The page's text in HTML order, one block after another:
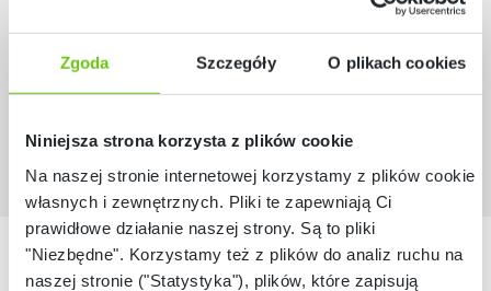
Zgoda Szczegóły O plikach cookies
Niniejsza strona korzysta z plików cookie
Na naszej stronie internetowej korzystamy z plików cookie:
własnych i zewnętrznych. Pliki te zapewniają Ci
prawidłowe działanie naszej strony. Są to pliki
"Niezbędne". Korzystamy też z plików do analiz ruchu na
naszej stronie ("Statystyka"), plików, które zapisują
49,90 zł
Nasze marki